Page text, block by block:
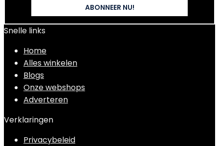
Snelle links
Home
Alles winkelen
Blogs
Onze webshops
Adverteren
Verklaringen
Privacybeleid